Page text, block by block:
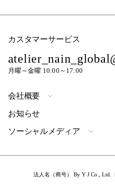
カスタマーサービス
月曜～金曜 10:00～17:00
会社概要
お知らせ
ソーシャルメディア
法人名（商号） By Y J Co.,